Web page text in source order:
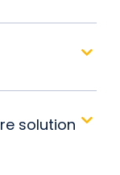
solution